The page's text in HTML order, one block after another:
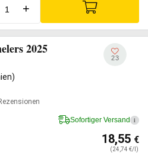
+
2025
23
Sofortiger Versand i
18,55 €
(24,74 €/l)